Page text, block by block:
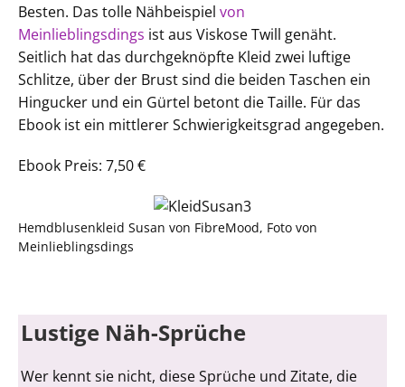
Besten. Das tolle Nähbeispiel von
Meinlieblingsdings ist aus Viskose Twill genäht.
Seitlich hat das durchgeknöpfte Kleid zwei luftige
Schlitze, über der Brust sind die beiden Taschen ein
Hingucker und ein Gürtel betont die Taille. Für das
Ebook ist ein mittlerer Schwierigkeitsgrad angegeben.
Ebook Preis: 7,50 €
Hemdblusenkleid Susan von FibreMood, Foto von
Meinlieblingsdings
Lustige Näh-Sprüche
Wer kennt sie nicht, diese Sprüche und Zitate, die